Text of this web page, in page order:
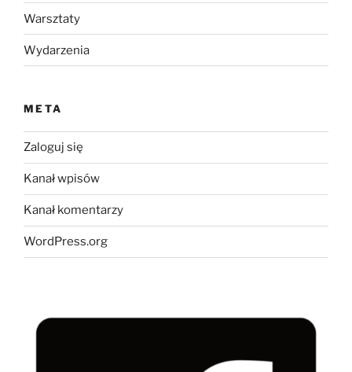
Warsztaty
Wydarzenia
META
Zaloguj się
Kanał wpisów
Kanał komentarzy
WordPress.org